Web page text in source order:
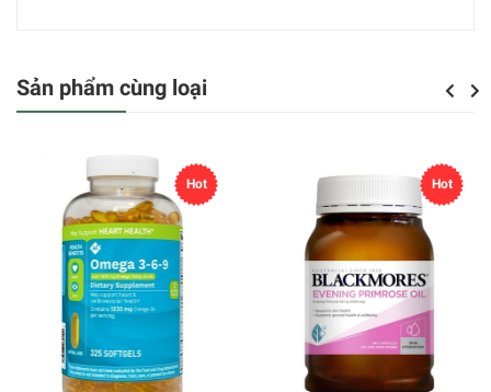
Sản phẩm cùng loại Previous
Hot Hot
Next